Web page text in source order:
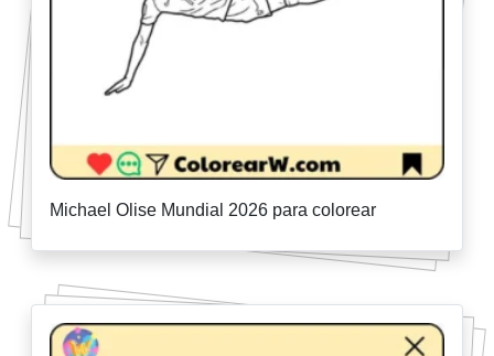
Michael Olise Mundial 2026 para colorear